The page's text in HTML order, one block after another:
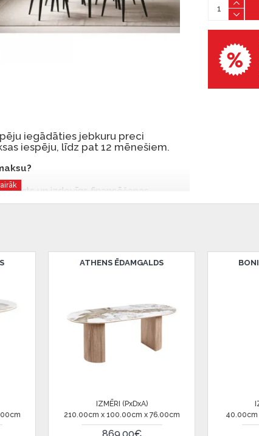
iegādāties jebkuru preci
iespēju, līdz pat 12 mēnešiem.
ir ērts un izdevīgs finansēšanas
tulīt, bet par tām norēķinoties vēlāk.
priekšrocības bez pirmās
pirmā iemaksa: 0 €, ikmēneša
salonu Dārzciema ielā 91, Rīga,
Smart-ID, eParaksts eID,
Swedbank, Luminor, SEB vai
kura ir norādīta kredīta saņemšanas
GALDS
(PxDxA)
x 45.00cm
BONN ŽURNĀLGALDIŅŠ
IZMĒRI (PxDxA)
75.00cm x 75.00cm x 37.00cm